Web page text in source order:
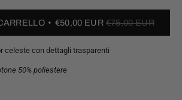
€50,00 EUR €75,00 EUR
celeste con dettagli trasparenti
50% poliestere